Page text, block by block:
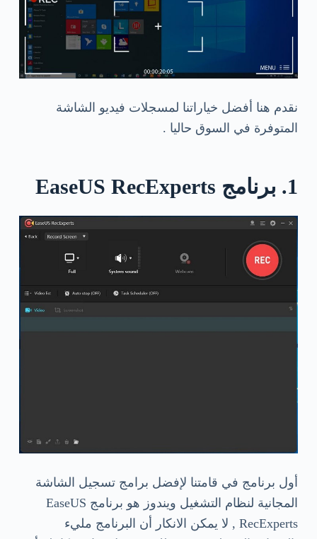
نقدم هنا أفضل خياراتنا لمسجلات فيديو الشاشة
المتوفرة في السوق حاليا .
1. برنامج EaseUS RecExperts
أول برنامج في قامتنا لإفضل برامج تسجيل الشاشة
المجانية لنظام التشغيل ويندوز هو برنامج EaseUS
RecExperts , لا يمكن الانكار أن البرنامج مليء